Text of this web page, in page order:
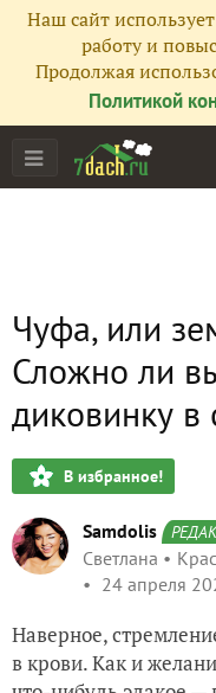
Наш сайт
работу и
Продолжая
Политикой
Чуфа, или
Сложно ли
диковинку в
В избранное!
Samdolis
Светлана
24 апреля
Наверное,
в крови. Как и